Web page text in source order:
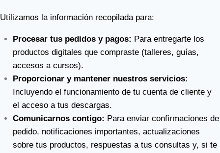
Utilizamos la información recopilada para:
Procesar tus pedidos y pagos: Para entregarte los
productos digitales que compraste (talleres, guías,
accesos a cursos).
Proporcionar y mantener nuestros servicios:
Incluyendo el funcionamiento de tu cuenta de cliente y
el acceso a tus descargas.
Comunicarnos contigo: Para enviar confirmaciones de
pedido, notificaciones importantes, actualizaciones
sobre tus productos, respuestas a tus consultas y, si te